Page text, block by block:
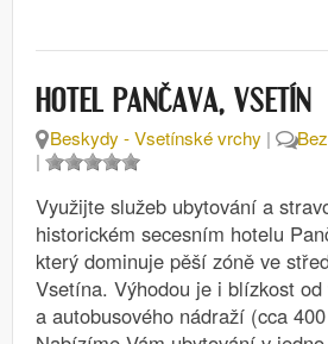
HOTEL PANČAVA, VSETÍN
Beskydy - Vsetínské vrchy |
|
Využijte služeb ubytování a
historickém secesním hotelu
který dominuje pěší zóně ve
Vsetína. Výhodou je i blízkost od
a autobusového nádraží (cca